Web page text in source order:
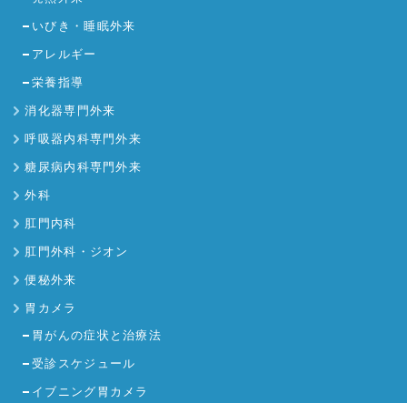
いびき・睡眠外来
アレルギー
栄養指導
消化器専門外来
呼吸器内科専門外来
糖尿病内科専門外来
外科
肛門内科
肛門外科・ジオン
便秘外来
胃カメラ
胃がんの症状と治療法
受診スケジュール
イブニング胃カメラ